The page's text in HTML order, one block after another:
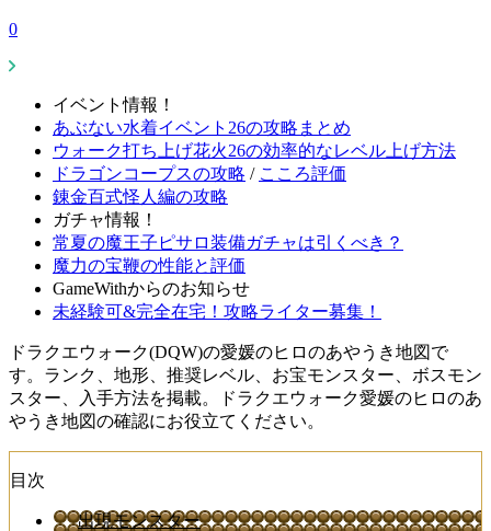
0
イベント情報！
あぶない水着イベント26の攻略まとめ
ウォーク打ち上げ花火26の効率的なレベル上げ方法
ドラゴンコープスの攻略 / こころ評価
錬金百式怪人編の攻略
ガチャ情報！
常夏の魔王子ピサロ装備ガチャは引くべき？
魔力の宝鞭の性能と評価
GameWithからのお知らせ
未経験可&完全在宅！攻略ライター募集！
ドラクエウォーク(DQW)の愛媛のヒロのあやうき地図で
す。ランク、地形、推奨レベル、お宝モンスター、ボスモン
スター、入手方法を掲載。ドラクエウォーク愛媛のヒロのあ
やうき地図の確認にお役立てください。
目次
出現モンスター